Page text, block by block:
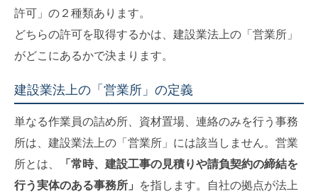
許可」の２種類あります。
どちらの許可を取得するかは、建設業法上の「営業所」
がどこにあるかで決まります。
建設業法上の「営業所」の定義
単なる作業員の詰め所、資材置場、連絡のみを行う事務
所は、建設業法上の「営業所」には該当しません。営業
所とは、
「常時、建設工事の見積りや請負契約の締結を
行う実体のある事務所」
を指します。自社の拠点が法上